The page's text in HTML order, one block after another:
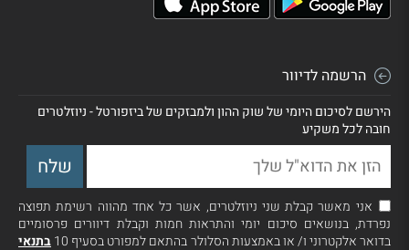
הרשמה לדיוור
הירשם לסיכום היומי של שוק ההון ולמבזקים של ביזפורטל - ניוזלטרים
חובה לכל משקיע
אני מאשר קבלת שני ניוזלטרים, אשר כל אחד מהווה רשימת תפוצה
נפרדת, בנושאים סיכום יומי והתראות חמות וקבלת דיוורים פרסומיים
בדואר אלקטרוני ו/ או באמצעות הסלולר בהתאם למפורט בסעיף 10
בתנאי